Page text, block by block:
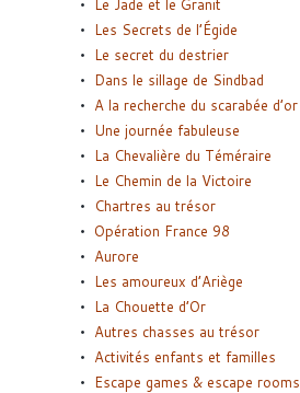
Les Secrets de l’Égide
Le secret du destrier
Dans le sillage de Sindbad
A la recherche du scarabée d’or
Une journée fabuleuse
La Chevalière du Téméraire
Le Chemin de la Victoire
Chartres au trésor
Opération France 98
Aurore
Les amoureux d’Ariège
La Chouette d’Or
Autres chasses au trésor
Activités enfants et familles
Escape games & escape rooms